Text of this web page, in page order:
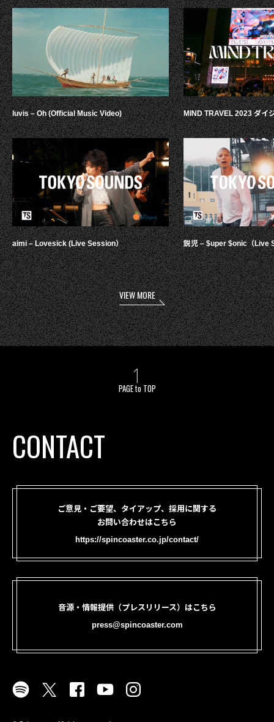
luvis – Oh (Official Music Video)
aimi – Lovesick (Live Session）
MIND TRAVEL 2023 ダイ
鋭児 – $uper $onic（Live
VIEW MORE
PAGE to TOP
CONTACT
ご意見・ご要望、タイアップ、採用に関する
お問い合わせはこちら
https://spincoaster.co.jp/contact/
音源・情報提供（プレスリリース）はこちら
press@spincoaster.com